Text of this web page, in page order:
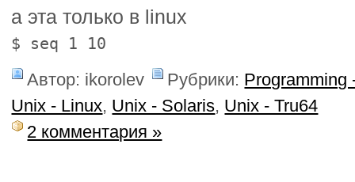
а эта только в linux
$ seq 1 10
Автор: ikorolev Рубрики: Programming
Unix - Linux, Unix - Solaris, Unix - Tru64
2 комментария »